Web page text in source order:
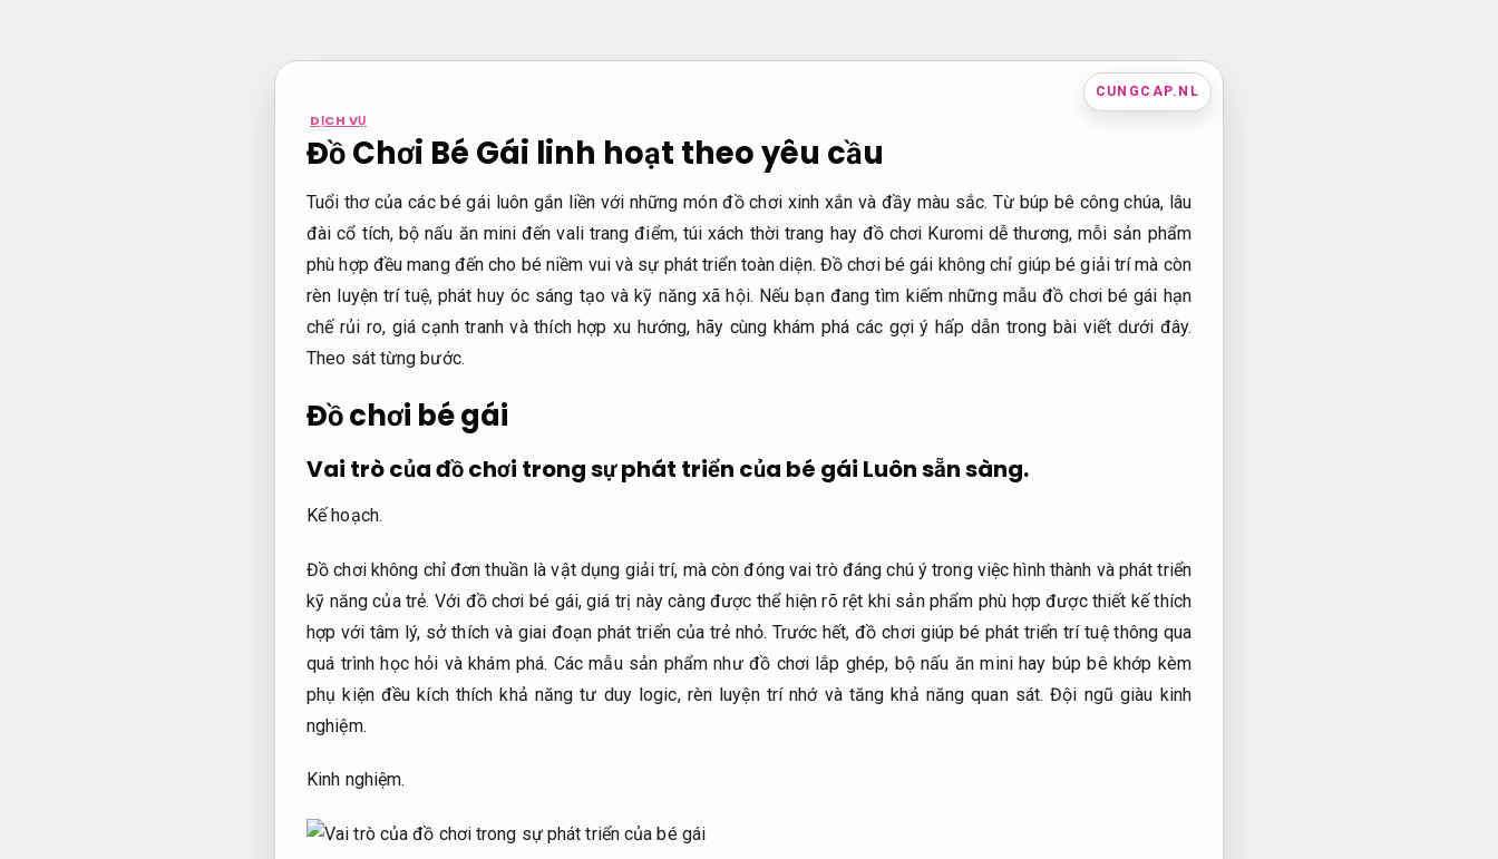
CUNGCAP.NL
DỊCH VỤ
Đồ Chơi Bé Gái linh hoạt theo yêu cầu
Tuổi thơ của các bé gái luôn gắn liền với những món đồ chơi xinh xắn và đầy màu sắc. Từ búp bê công chúa, lâu
đài cổ tích, bộ nấu ăn mini đến vali trang điểm, túi xách thời trang hay đồ chơi Kuromi dễ thương, mỗi sản phẩm
phù hợp đều mang đến cho bé niềm vui và sự phát triển toàn diện. Đồ chơi bé gái không chỉ giúp bé giải trí mà còn
rèn luyện trí tuệ, phát huy óc sáng tạo và kỹ năng xã hội. Nếu bạn đang tìm kiếm những mẫu đồ chơi bé gái hạn
chế rủi ro, giá cạnh tranh và thích hợp xu hướng, hãy cùng khám phá các gợi ý hấp dẫn trong bài viết dưới đây.
Theo sát từng bước.
Đồ chơi bé gái
Vai trò của đồ chơi trong sự phát triển của bé gái Luôn sẵn sàng.
Kế hoạch.
Đồ chơi không chỉ đơn thuần là vật dụng giải trí, mà còn đóng vai trò đáng chú ý trong việc hình thành và phát triển
kỹ năng của trẻ. Với đồ chơi bé gái, giá trị này càng được thể hiện rõ rệt khi sản phẩm phù hợp được thiết kế thích
hợp với tâm lý, sở thích và giai đoạn phát triển của trẻ nhỏ. Trước hết, đồ chơi giúp bé phát triển trí tuệ thông qua
quá trình học hỏi và khám phá. Các mẫu sản phẩm như đồ chơi lắp ghép, bộ nấu ăn mini hay búp bê khớp kèm
phụ kiện đều kích thích khả năng tư duy logic, rèn luyện trí nhớ và tăng khả năng quan sát.Đội ngũ giàu kinh
nghiệm.
Kinh nghiệm.